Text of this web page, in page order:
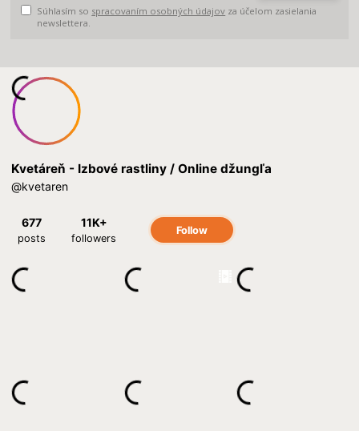
Súhlasím so spracovaním osobných údajov za účelom zasielania
newslettera.